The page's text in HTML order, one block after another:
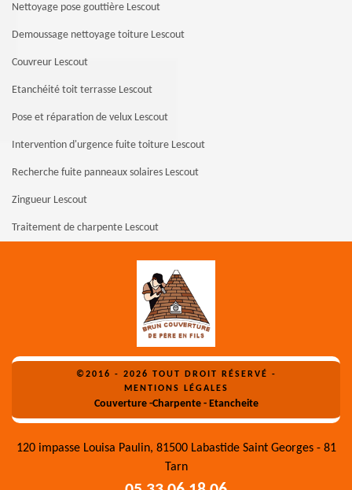
Nettoyage pose gouttière Lescout
Demoussage nettoyage toiture Lescout
Couvreur Lescout
Etanchéité toit terrasse Lescout
Pose et réparation de velux Lescout
Intervention d'urgence fuite toiture Lescout
Recherche fuite panneaux solaires Lescout
Zingueur Lescout
Traitement de charpente Lescout
©2016 - 2026 TOUT DROIT RÉSERVÉ -
MENTIONS LÉGALES
Couverture -Charpente - Etancheite
120 impasse Louisa Paulin, 81500 Labastide Saint Georges - 81
Tarn